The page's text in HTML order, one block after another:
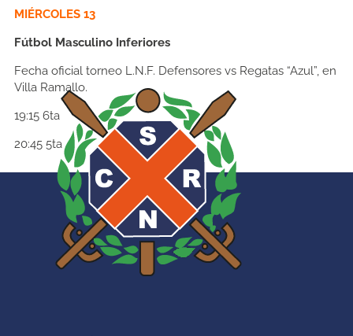
MIÉRCOLES 13
Fútbol Masculino Inferiores
Fecha oficial torneo L.N.F. Defensores vs Regatas “Azul”, en
Villa Ramallo.
19:15 6ta
20:45 5ta